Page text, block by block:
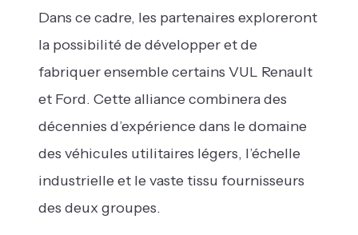
Dans ce cadre, les partenaires exploreront
la possibilité de développer et de
fabriquer ensemble certains VUL Renault
et Ford. Cette alliance combinera des
décennies d’expérience dans le domaine
des véhicules utilitaires légers, l’échelle
industrielle et le vaste tissu fournisseurs
des deux groupes.